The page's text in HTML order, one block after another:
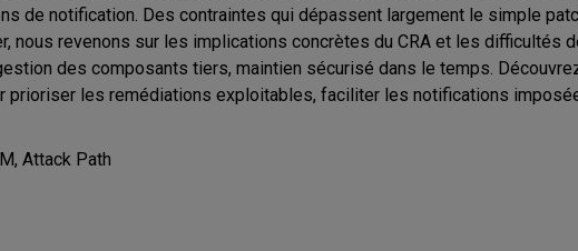
de notification. Des contraintes qui dépassent largement le simple
nous revenons sur les implications concrètes du CRA et les difficultés
des composants tiers, maintien sécurisé dans le temps.
les remédiations exploitables, faciliter les notifications
Attack Path